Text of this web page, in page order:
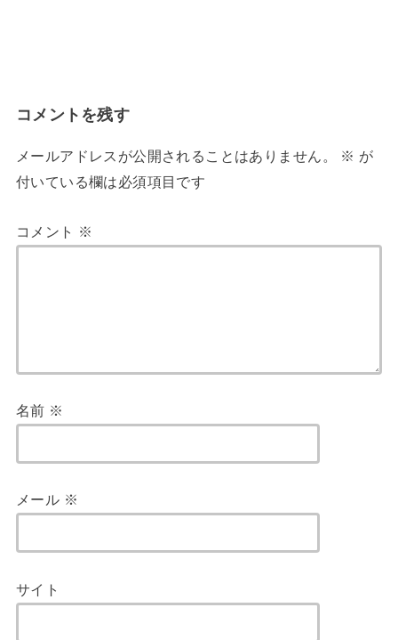
コメントを残す
メールアドレスが公開されることはありません。 ※ が
付いている欄は必須項目です
コメント ※
名前 ※
メール ※
サイト